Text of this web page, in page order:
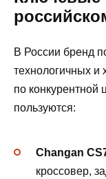
В России бренд
технологичных
по
пользуются:
Changan
кроссовер,